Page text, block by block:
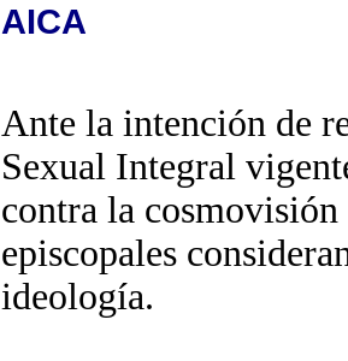
AICA
Ante la intención de
Sexual Integral
contra la cosmovisión
episcopales
ideología.